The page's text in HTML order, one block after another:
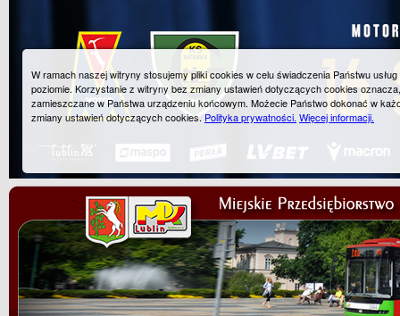
W ramach naszej witryny stosujemy pliki cookies w celu świadczenia Państwu
poziomie. Korzystanie z witryny bez zmiany ustawień dotyczących cookies
zamieszczane w Państwa urządzeniu końcowym. Możecie Państwo dokonać w
zmiany ustawień dotyczących cookies.Polityka prywatności. Więcej informacji.